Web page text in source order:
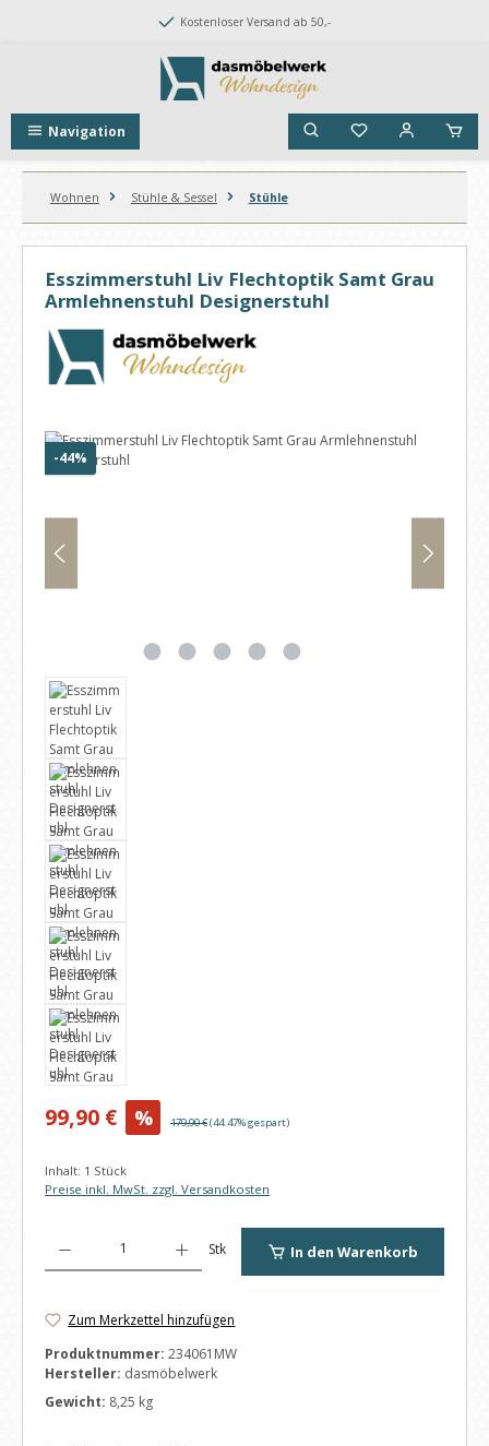
Zum Hauptinhalt springenKostenloser Versand ab 50,-
Navigation
Wohnen Stühle & Sessel Stühle
Esszimmerstuhl Liv Flechtoptik Samt Grau
Armlehnenstuhl Designerstuhl
Bildergalerie überspringen
-44% Rabatt
Verkaufspreis:
99,90 € % Regulärer Preis:
179,90 €(44.47% gespart)
Inhalt: 1 Stück
Preise inkl. MwSt. zzgl. Versandkosten
Stk In den Warenkorb
Zum Merkzettel hinzufügen
Produktnummer: 234061MW
Hersteller: dasmöbelwerk
Gewicht: 8,25 kg